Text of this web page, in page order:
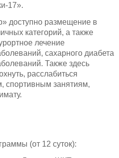
17».
доступно размещение в
категорий, а также
лечение
сахарного диабета
Также здесь
расслабиться
спортивным занятиям,
(от 12 суток):